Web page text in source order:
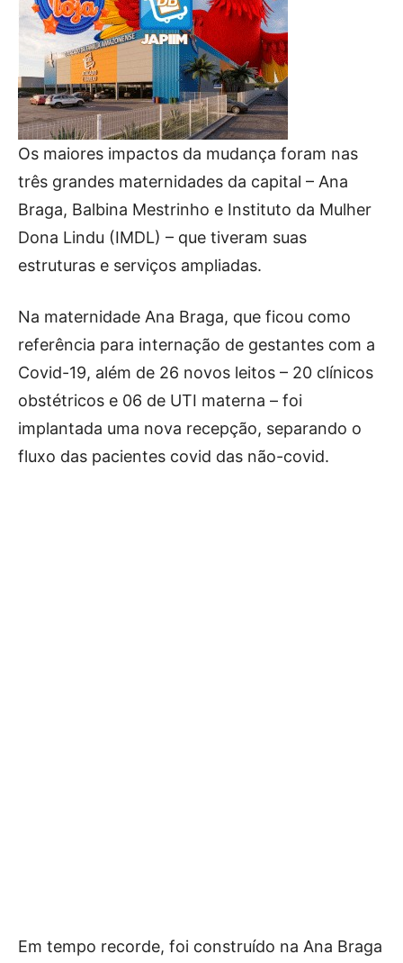
Os maiores impactos da mudança foram nas
três grandes maternidades da capital – Ana
Braga, Balbina Mestrinho e Instituto da Mulher
Dona Lindu (IMDL) – que tiveram suas
estruturas e serviços ampliadas.
Na maternidade Ana Braga, que ficou como
referência para internação de gestantes com a
Covid-19, além de 26 novos leitos – 20 clínicos
obstétricos e 06 de UTI materna – foi
implantada uma nova recepção, separando o
fluxo das pacientes covid das não-covid.
Em tempo recorde, foi construído na Ana Braga